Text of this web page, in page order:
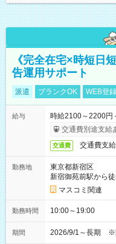
《完全在宅×時短日
告運用サポート
派遣 ブランクOK WEB登
給与
時給2100～2200円
交通費別途支給
交通費 交通費支
勤務地
東京都新宿区
新宿御苑前駅から
マスコミ関連
勤務時間 10:00～19:00
期間 2026/9/1～長期 ※